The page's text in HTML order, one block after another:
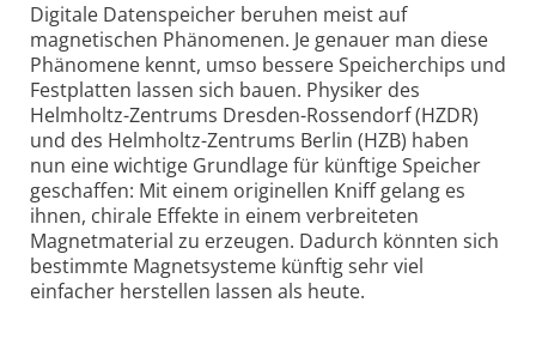
Digitale Datenspeicher beruhen meist auf
magnetischen Phänomenen. Je genauer man diese
Phänomene kennt, umso bessere Speicherchips und
Festplatten lassen sich bauen. Physiker des
Helmholtz-Zentrums Dresden-Rossendorf (HZDR)
und des Helmholtz-Zentrums Berlin (HZB) haben
nun eine wichtige Grundlage für künftige Speicher
geschaffen: Mit einem originellen Kniff gelang es
ihnen, chirale Effekte in einem verbreiteten
Magnetmaterial zu erzeugen. Dadurch könnten sich
bestimmte Magnetsysteme künftig sehr viel
einfacher herstellen lassen als heute.